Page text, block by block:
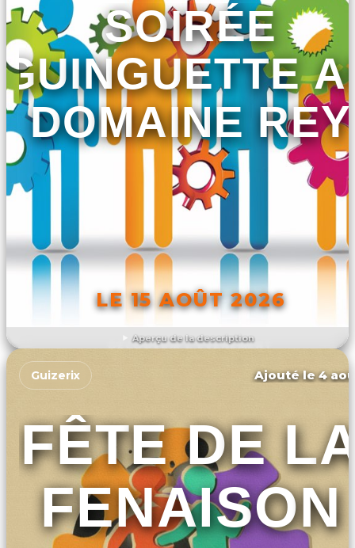
Aperçu de la description
SOIRÉE
GUINGUETTE
DOMAINE REY
LE 15 AOÛT 2026
DÉCOUVRIR L'ÉVÉNEMENT
Guizerix Ajouté le 4
FÊTE DE
FENAISON